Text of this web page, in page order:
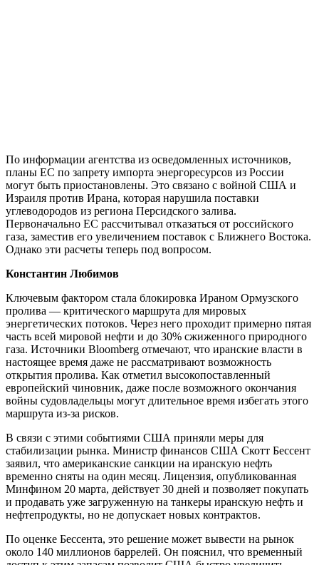
По информации агентства из осведомленных источников,
планы ЕС по запрету импорта энергоресурсов из России
могут быть приостановлены. Это связано с войной США и
Израиля против Ирана, которая нарушила поставки
углеводородов из региона Персидского залива.
Первоначально ЕС рассчитывал отказаться от российского
газа, заместив его увеличением поставок с Ближнего Востока.
Однако эти расчеты теперь под вопросом.
Константин Любимов
Ключевым фактором стала блокировка Ираном Ормузского
пролива — критического маршрута для мировых
энергетических потоков. Через него проходит примерно пятая
часть всей мировой нефти и до 30% сжиженного природного
газа. Источники Bloomberg отмечают, что иранские власти в
настоящее время даже не рассматривают возможность
открытия пролива. Как отметил высокопоставленный
европейский чиновник, даже после возможного окончания
войны судовладельцы могут длительное время избегать этого
маршрута из-за рисков.
В связи с этими событиями США приняли меры для
стабилизации рынка. Министр финансов США Скотт Бессент
заявил, что американские санкции на иранскую нефть
временно сняты на один месяц. Лицензия, опубликованная
Минфином 20 марта, действует 30 дней и позволяет покупать
и продавать уже загруженную на танкеры иранскую нефть и
нефтепродукты, но не допускает новых контрактов.
По оценке Бессента, это решение может вывести на рынок
около 140 миллионов баррелей. Он пояснил, что временный